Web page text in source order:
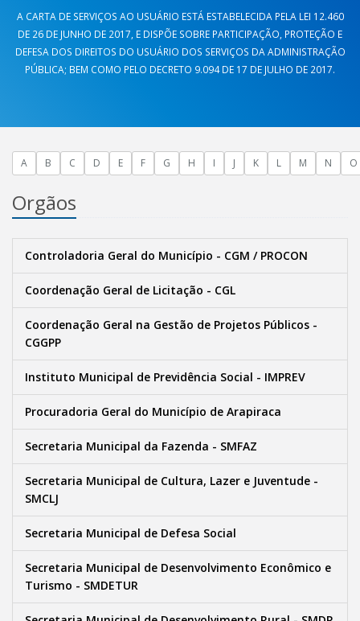
A CARTA DE SERVIÇOS AO USUÁRIO ESTÁ ESTABELECIDA PELA LEI 12.460
DE 26 DE JUNHO DE 2017, E DISPÕE SOBRE PARTICIPAÇÃO, PROTEÇÃO E
DEFESA DOS DIREITOS DO USUÁRIO DOS SERVIÇOS DA ADMINISTRAÇÃO
PÚBLICA; BEM COMO PELO DECRETO 9.094 DE 17 DE JULHO DE 2017.
A B C D E F G H I J K L M N O
Orgãos
Controladoria Geral do Município - CGM / PROCON
Coordenação Geral de Licitação - CGL
Coordenação Geral na Gestão de Projetos Públicos -
CGGPP
Instituto Municipal de Previdência Social - IMPREV
Procuradoria Geral do Município de Arapiraca
Secretaria Municipal da Fazenda - SMFAZ
Secretaria Municipal de Cultura, Lazer e Juventude -
SMCLJ
Secretaria Municipal de Defesa Social
Secretaria Municipal de Desenvolvimento Econômico e
Turismo - SMDETUR